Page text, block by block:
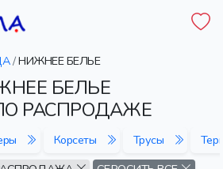
/НИЖНЕЕ БЕЛЬЕ
БЕЛЬЕ
ПО РАСПРОДАЖЕ
Корсеты Трусы